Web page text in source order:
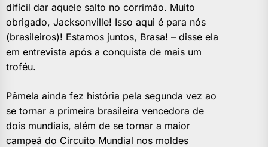
difícil dar aquele salto no corrimão. Muito
obrigado, Jacksonville! Isso aqui é para nós
(brasileiros)! Estamos juntos, Brasa! – disse ela
em entrevista após a conquista de mais um
troféu.
Pâmela ainda fez história pela segunda vez ao
se tornar a primeira brasileira vencedora de
dois mundiais, além de se tornar a maior
campeã do Circuito Mundial nos moldes